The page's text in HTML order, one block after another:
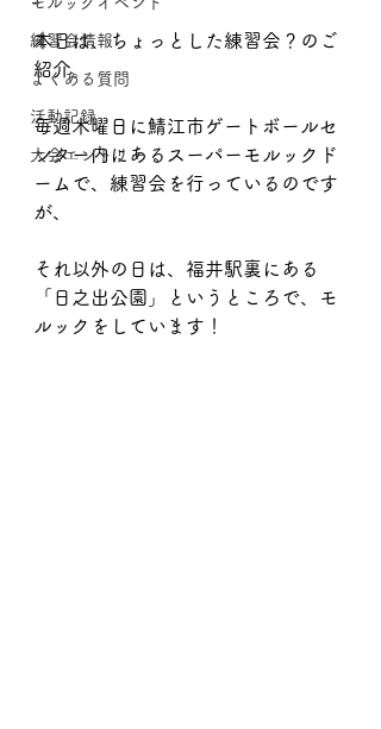
練習会情報
よくある質問
活動記録
大会エントリー
本日は、ちょっとした練習会？のご
紹介。
毎週木曜日に鯖江市ゲートボールセ
ンター内にあるスーパーモルックド
ームで、練習会を行っているのです
が、
それ以外の日は、福井駅裏にある
「日之出公園」というところで、モ
ルックをしています！